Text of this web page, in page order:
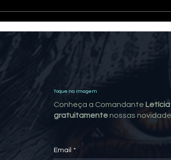
saga literária já
no Brasil
EM
Toque na imagem
Conheça a Comandante
gratuitamentenossas
Email *